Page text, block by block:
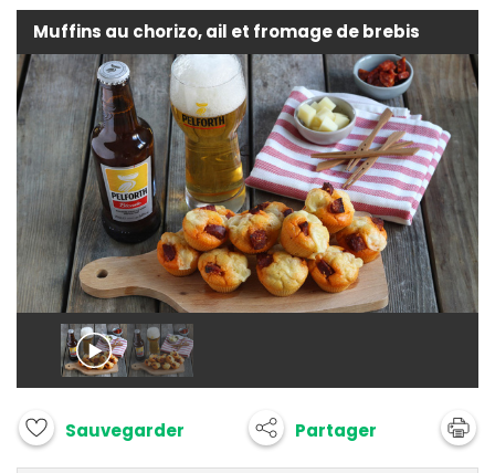
Muffins au chorizo, ail et fromage de brebis
Sauvegarder Partager